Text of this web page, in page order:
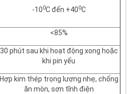
-100C đến +400C
<85%
30 phút sau khi hoạt động xong hoặc
khi pin yếu
Hợp kim thép trọng lượng nhẹ, chống
ăn mòn, sơn tĩnh điện